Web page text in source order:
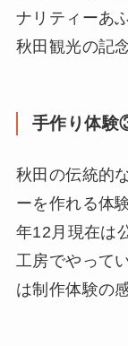
ナリティーあ
秋田観光の記
手作り体
秋田の伝統的
ーを作れる体
年12月現在は
工房でやって
は制作体験の